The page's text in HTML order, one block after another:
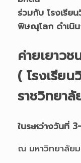
ร่วมกับ โรงเรีย
พิษณุโลก ดำเนิน
ค่ายเยาว
( โรงเรีย
ราชวิทยา
ในระหว่างวันที่
ณ มหาวิทยาลัย